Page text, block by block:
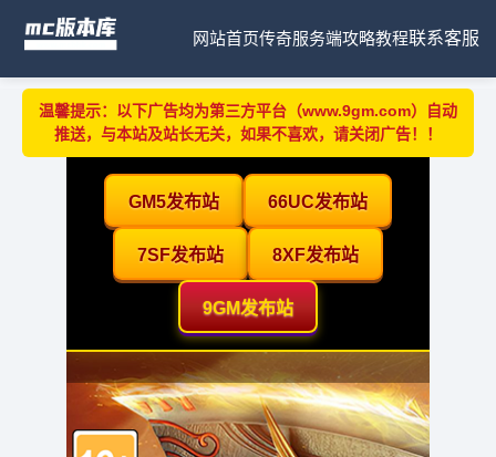
网站首页传奇服务端攻略教程联系客服
温馨提示：以下广告均为第三方平台（www.9gm.com）自动
推送，与本站及站长无关，如果不喜欢，请关闭广告！！